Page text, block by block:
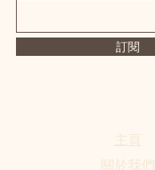
訂閱
​主頁
關於我們